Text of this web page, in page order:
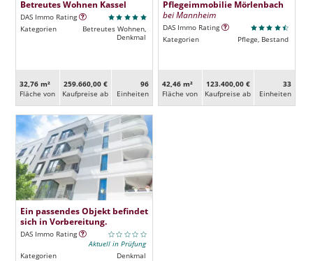
Betreutes Wohnen Kassel
DAS Immo Rating
Kategorien
Betreutes Wohnen,
Denkmal
32,76 m²
Fläche von
259.660,00 €
Kaufpreise ab
96
Ein­heiten
Pflegeimmobilie Mörlenbach
bei Mannheim
DAS Immo Rating
Kategorien
Pflege, Bestand
42,46 m²
Fläche von
123.400,00 €
Kaufpreise ab
33
Ein­heiten
Ein passendes Objekt befindet
sich in Vorbereitung.
DAS Immo Rating
Aktuell in Prüfung
Kategorien
Denkmal